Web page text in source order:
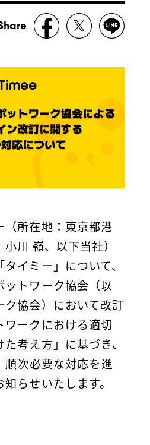
所在地：東京都港
川 嶺、以下当社）
イミー」について、
トワーク協会（以
協会）において改訂
ワークにおける適切
考え方」に基づき、
次必要な対応を進
らせいたします。